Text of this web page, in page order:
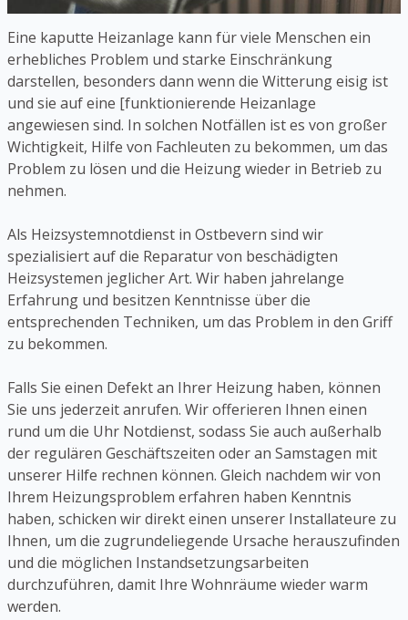
Eine kaputte Heizanlage kann für viele Menschen ein
erhebliches Problem und starke Einschränkung
darstellen, besonders dann wenn die Witterung eisig ist
und sie auf eine [funktionierende Heizanlage
angewiesen sind. In solchen Notfällen ist es von großer
Wichtigkeit, Hilfe von Fachleuten zu bekommen, um das
Problem zu lösen und die Heizung wieder in Betrieb zu
nehmen.
Als Heizsystemnotdienst in Ostbevern sind wir
spezialisiert auf die Reparatur von beschädigten
Heizsystemen jeglicher Art. Wir haben jahrelange
Erfahrung und besitzen Kenntnisse über die
entsprechenden Techniken, um das Problem in den Griff
zu bekommen.
Falls Sie einen Defekt an Ihrer Heizung haben, können
Sie uns jederzeit anrufen. Wir offerieren Ihnen einen
rund um die Uhr Notdienst, sodass Sie auch außerhalb
der regulären Geschäftszeiten oder an Samstagen mit
unserer Hilfe rechnen können. Gleich nachdem wir von
Ihrem Heizungsproblem erfahren haben Kenntnis
haben, schicken wir direkt einen unserer Installateure zu
Ihnen, um die zugrundeliegende Ursache herauszufinden
und die möglichen Instandsetzungsarbeiten
durchzuführen, damit Ihre Wohnräume wieder warm
werden.